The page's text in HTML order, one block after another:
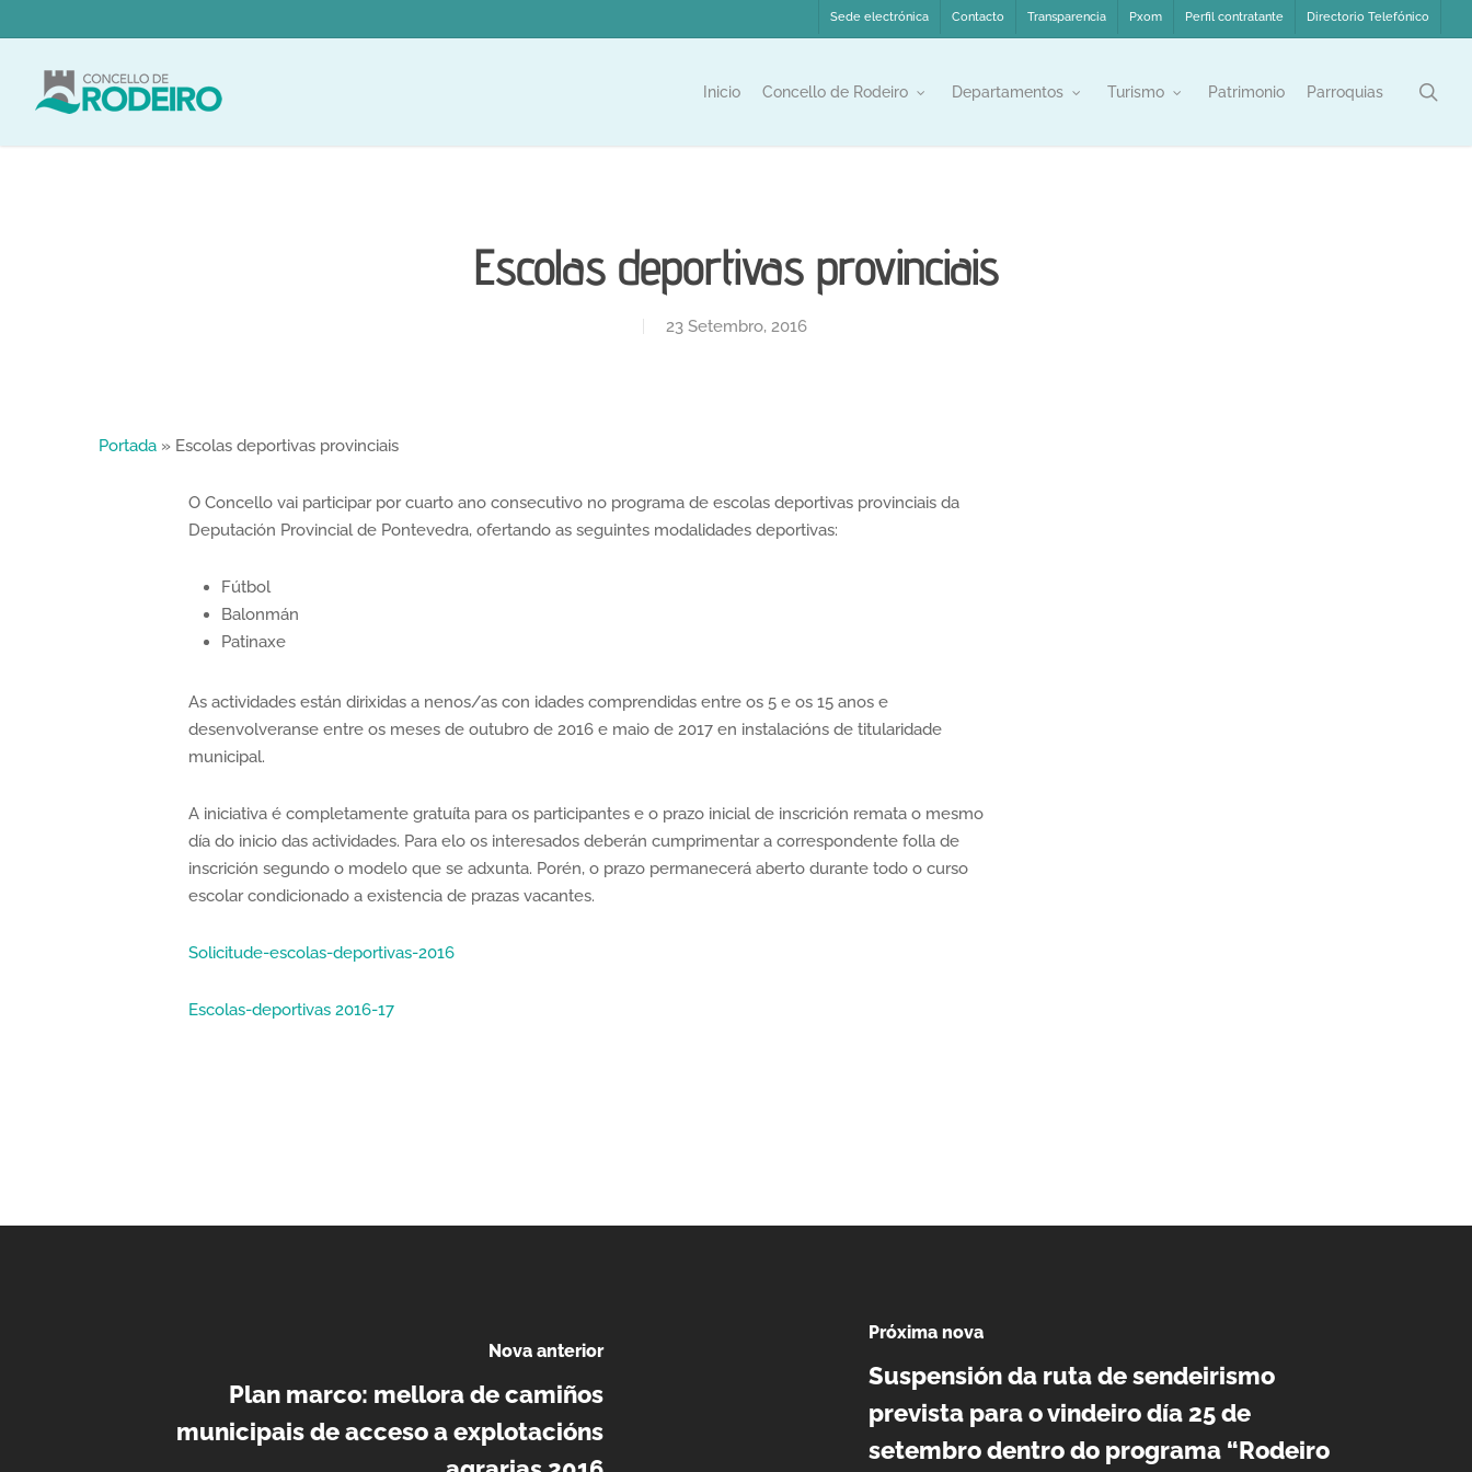
to
content
Sede electrónica Contacto Transparencia Pxom Perfil contratante Directorio Telefónico
Inicio Concello de Rodeiro Departamentos Turismo Patrimonio Parroquias
Escolas deportivas provinciais
23 Setembro, 2016
Portada » Escolas deportivas provinciais
O Concello vai participar por cuarto ano consecutivo no programa de escolas deportivas provinciais da
Deputación Provincial de Pontevedra, ofertando as seguintes modalidades deportivas:
Fútbol
Balonmán
Patinaxe
As actividades están dirixidas a nenos/as con idades comprendidas entre os 5 e os 15 anos e
desenvolveranse entre os meses de outubro de 2016 e maio de 2017 en instalacións de titularidade
municipal.
A iniciativa é completamente gratuíta para os participantes e o prazo inicial de inscrición remata o mesmo
día do inicio das actividades. Para elo os interesados deberán cumprimentar a correspondente folla de
inscrición segundo o modelo que se adxunta. Porén, o prazo permanecerá aberto durante todo o curso
escolar condicionado a existencia de prazas vacantes.
Solicitude-escolas-deportivas-2016
Escolas-deportivas 2016-17
Nova anterior
Plan marco: mellora de camiños
municipais de acceso a explotacións
Próxima nova
Suspensión da ruta de sendeirismo
prevista para o vindeiro día 25 de
setembro dentro do programa “Rodeiro